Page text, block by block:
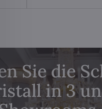
Sie die
in 3